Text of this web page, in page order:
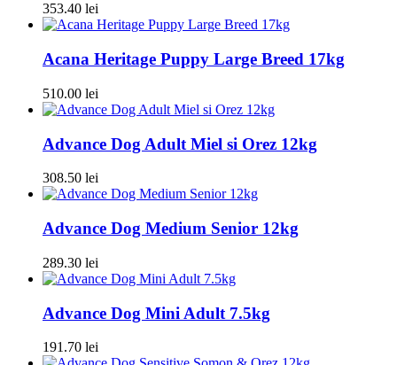
353.40 lei
Acana Heritage Puppy Large Breed 17kg
510.00 lei
Advance Dog Adult Miel si Orez 12kg
308.50 lei
Advance Dog Medium Senior 12kg
289.30 lei
Advance Dog Mini Adult 7.5kg
191.70 lei